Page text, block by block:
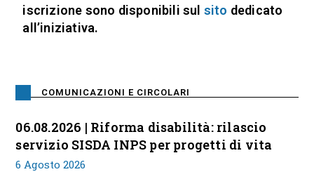
iscrizione sono disponibili sul sito dedicato
all’iniziativa.
COMUNICAZIONI E CIRCOLARI
06.08.2026 | Riforma disabilità: rilascio
servizio SISDA INPS per progetti di vita
6 Agosto 2026